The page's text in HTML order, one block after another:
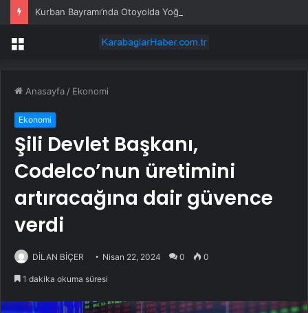
Kurban Bayramı’nda Otoyolda Yoğunluk
Menü
Anasayfa / Ekonomi
Ekonomi
Şili Devlet Başkanı,
Codelco’nun üretimini
artıracağına dair güvence
verdi
DİLAN BİÇER Nisan 22, 2024 0 0
1 dakika okuma süresi